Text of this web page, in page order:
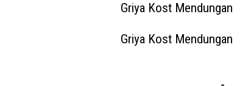
Griya Kost Mendungan
Griya Kost Mendungan